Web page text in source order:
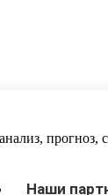
прогноз,
Наши